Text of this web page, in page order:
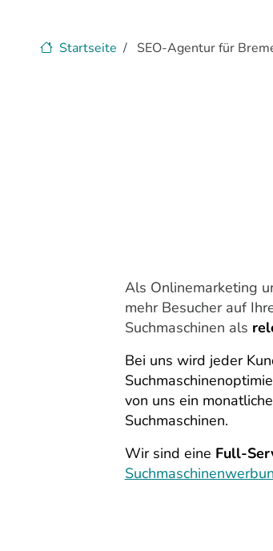
Startseite SEO-Agentur für
Als Onlinemarketing
mehr Besucher auf
Suchmaschinen als
Bei uns wird jeder
von uns ein
Suchmaschinen.
Wir sind eine Full-